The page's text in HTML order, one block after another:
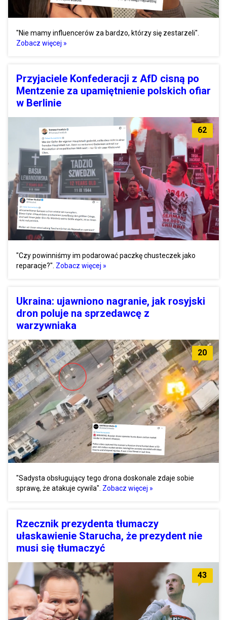
"Nie mamy influencerów za bardzo, którzy się zestarzeli".
Zobacz więcej »
Przyjaciele Konfederacji z AfD cisną po
Mentzenie za upamiętnienie polskich ofiar
w Berlinie
62
"Czy powinniśmy im podarować paczkę chusteczek jako
reparacje?". Zobacz więcej »
Ukraina: ujawniono nagranie, jak rosyjski
dron poluje na sprzedawcę z
warzywniaka
20
"Sadysta obsługujący tego drona doskonale zdaje sobie
sprawę, że atakuje cywila". Zobacz więcej »
Rzecznik prezydenta tłumaczy
ułaskawienie Starucha, że prezydent nie
musi się tłumaczyć
43